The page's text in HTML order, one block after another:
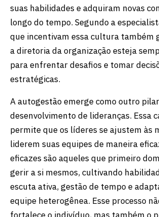
suas habilidades e adquiram novas
longo do tempo. Segundo a
que incentivam essa cultura também
a diretoria da organização esteja
para enfrentar desafios e tomar
estratégicas.
A autogestão emerge como outro
desenvolvimento de lideranças. Essa
permite que os líderes se ajustem às
liderem suas equipes de maneira
eficazes são aqueles que primeiro
gerir a si mesmos, cultivando
escuta ativa, gestão de tempo e
equipe heterogênea. Esse processo